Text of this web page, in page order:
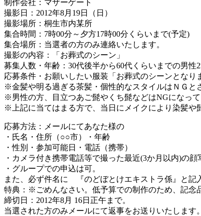
制作会社：マザーゲート
撮影日：2012年8月19日（日）
撮影場所：桐生市内某所
集合時間：7時00分～夕方17時00分くらいまで(予定)
集合場所：当選者の方のみ連絡いたします。
撮影の内容：「お葬式のシーン」
募集人数・年齢：30代後半から60代くらいまでの男性
応募条件・お願いしたい服装「お葬式のシーンとなり
※金髪や明る過ぎる茶髪・個性的なスタイルはＮＧと
※男性の方、目立つあご髭やくち髭などはNGになって
※上記に当てはまる方で、当日にメイクにより染髪や
応募方法：メールにてあなた様の
・氏名・住所（○○市）・年齢
・性別・参加可能日・電話（携帯）
・カメラ付き携帯電話等で撮った最近(3か月以内)の
・グループでの申込は可。
また、必ず件名に 『のどぼとけエキストラ係』と記
特典：※ごめんなさい。低予算での制作のため、記念
締切日：2012年8月 16日正午まで。
当選された方のみメールにて返事をお送りいたします。